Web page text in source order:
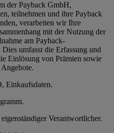
der Payback GmbH,
teilnehmen und ihre Payback
verarbeiten wir Ihre
mit der Nutzung der
am Payback-
umfasst die Erfassung und
Einlösung von Prämien sowie
Einkaufsdaten.
Verantwortlicher.